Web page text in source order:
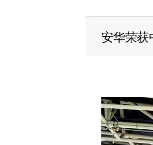
安华荣